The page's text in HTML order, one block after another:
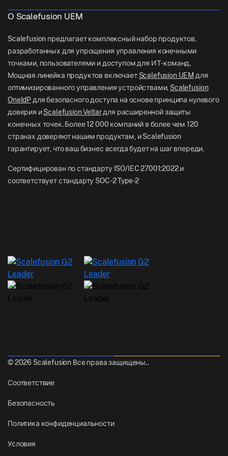
BFSI
Отдел новостей
Careers
US: +1-415-650-4500
NZ: +64-9-888-4315
India: +91-63694-45500
О Scalefusion UEM
Scalefusion предлагает комплексный набор продуктов,
разработанных для упрощения управления конечными
точками, пользователями и доступом для ИТ-команд.
Мощная линейка продуктов включает Scalefusion UEM для
оптимизированного управления устройствами, Scalefusion
OneIdP для безопасного доступа на основе принципа нулевого
доверия иScalefusion Veltarдля расширенной защиты
конечных точек. Более 12 000 компаний в более чем 120
странах доверяют нашим продуктам, и Scalefusion
гарантирует, что ваш бизнес всегда будет на шаг впереди.
Сертифицирован по стандарту ISO/IEC 27001:2022 и
соответствует стандарту SOC-2 Type-2
© 2026 Scalefusion Все права защищены..
Соответствие
Безопасность
Политика конфиденциальности
Условия